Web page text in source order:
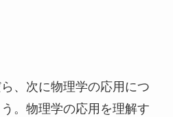
、次に物理学の応用につ
。物理学の応用を理解す